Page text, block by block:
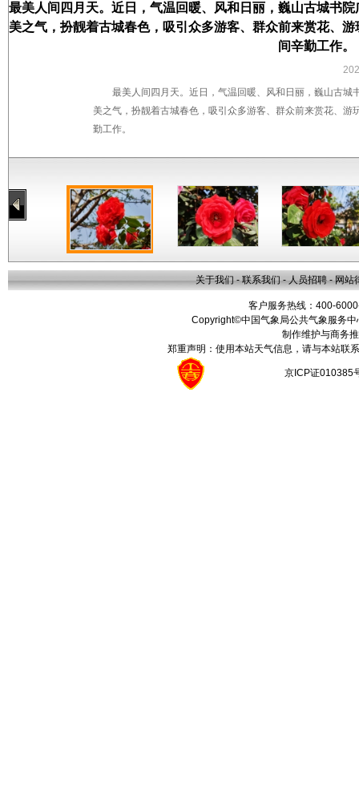
最美人间四月天。近日，气温回暖、风和日丽，巍山古城书
美之气，扮靓着古城春色，吸引众多游客、群众前来赏花、
间辛勤工作
最美人间四月天。近日，气温回暖、风和日丽，巍山古
美之气，扮靓着古城春色，吸引众多游客、群众前来赏花、
勤工作。
关于我们 - 联系我们 - 人员招聘 - 网站
客户服务热线：400-
Copyright©中国气象局公共气象服务
制作维护与商务
郑重声明：使用本站天气信息，请与本站联
京ICP证010385